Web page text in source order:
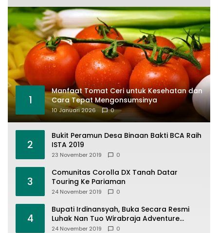
1
Manfaat Tomat Ceri untuk Kesehatan dan
Cara Tepat Mengonsumsinya
10 Januari 2026 0
2
Bukit Peramun Desa Binaan Bakti BCA Raih
ISTA 2019
23 November 2019 0
3
Comunitas Corolla DX Tanah Datar
Touring Ke Pariaman
24 November 2019 0
4
Bupati Irdinansyah, Buka Secara Resmi
Luhak Nan Tuo Wirabraja Adventure
Offroad 2019
24 November 2019 0